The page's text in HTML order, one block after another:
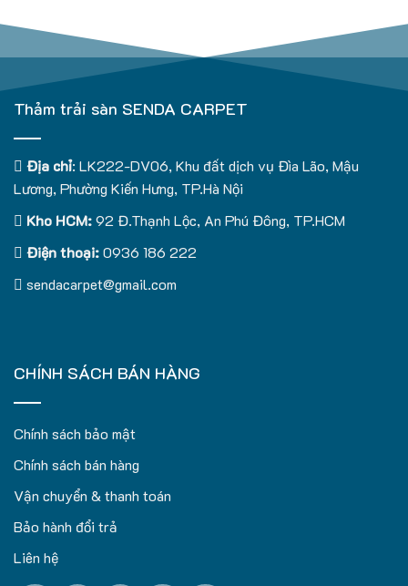
Thảm trải sàn SENDA CARPET
Địa chỉ: LK222-DV06, Khu đất dịch vụ Đìa Lão, Mậu
Lương, Phường Kiến Hưng, TP.Hà Nội
Kho HCM:92 Đ.Thạnh Lộc, An Phú Đông, TP.HCM
Điện thoại:0936 186 222
sendacarpet@gmail.com
CHÍNH SÁCH BÁN HÀNG
Chính sách bảo mật
Chính sách bán hàng
Vận chuyển & thanh toán
Bảo hành đổi trả
Liên hệ